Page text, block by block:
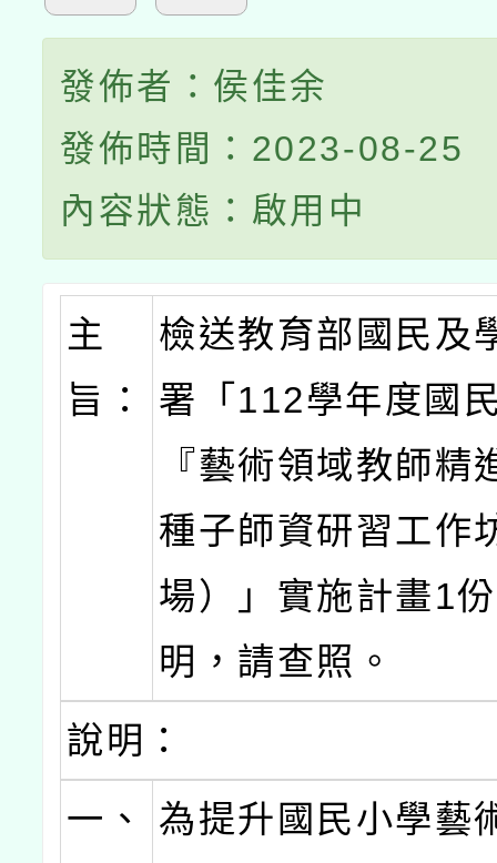
發佈者：侯佳余
發佈時間：2023-08-25
內容狀態：啟用中
主
旨：
檢送教育部國民及
署「112學年度國
『藝術領域教師精
種子師資研習工作
場）」實施計畫1
明，請查照。
說明：
一、
為提升國民小學藝